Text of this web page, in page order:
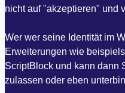
nicht auf "akzeptieren" und
Wer wer seine Identität im
Erweiterungen wie
ScriptBlock und kann dann
zulassen oder eben